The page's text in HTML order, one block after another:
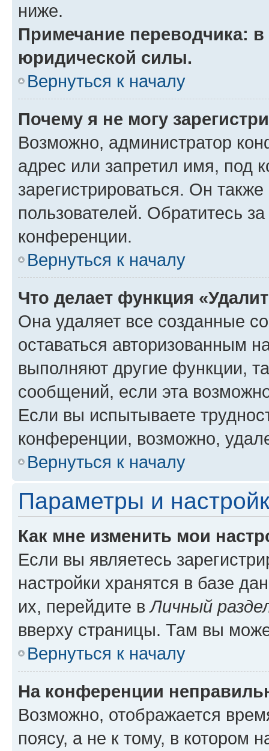
ниже.
Примечание переводчика:
юридической силы.
Вернуться к началу
Почему я не могу
Возможно, администратор
адрес или запретил имя, под
зарегистрироваться. Он
пользователей. Обратитесь
конференции.
Вернуться к началу
Что делает функция
Она удаляет все созданные
оставаться авторизованным
выполняют другие функции,
сообщений, если эта
Если вы испытываете
конференции, возможно,
Вернуться к началу
Параметры и
Как мне изменить мои
Если вы являетесь
настройки хранятся в базе
их, перейдите вЛичный
вверху страницы. Там вы
Вернуться к началу
На конференции
Возможно, отображается
поясу, а не к тому, в котором